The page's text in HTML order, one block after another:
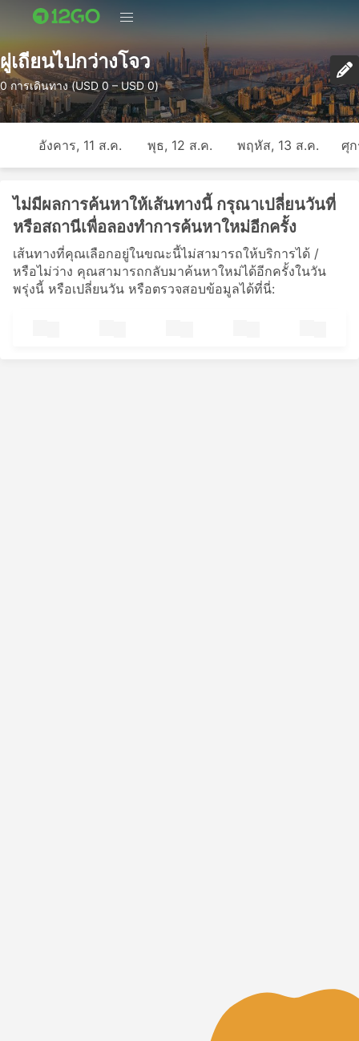
ผู่เถียนไปกว่างโจว
0 การเดินทาง (USD 0 – USD 0)
อังคาร, 11 ส.ค. พุธ, 12 ส.ค. พฤหัส, 13 ส.ค. ศุ
ไม่มีผลการค้นหาให้เส้นทางนี้ กรุณาเปลี่ยนวันที่
หรือสถานีเพื่อลองทำการค้นหาใหม่อีกครั้ง
เส้นทางที่คุณเลือกอยู่ในขณะนี้ไม่สามารถให้บริการได้ /
หรือไม่ว่าง คุณสามารถกลับมาค้นหาใหม่ได้อีกครั้งในวัน
พรุ่งนี้ หรือเปลี่ยนวัน หรือตรวจสอบข้อมูลได้ที่นี่: